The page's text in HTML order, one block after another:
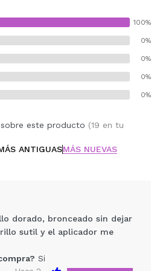
100%
0%
0%
0%
0%
este producto (19 en tu
ANTIGUASMÁS NUEVAS
dorado, bronceado sin dejar
sutil y el aplicador me
Si